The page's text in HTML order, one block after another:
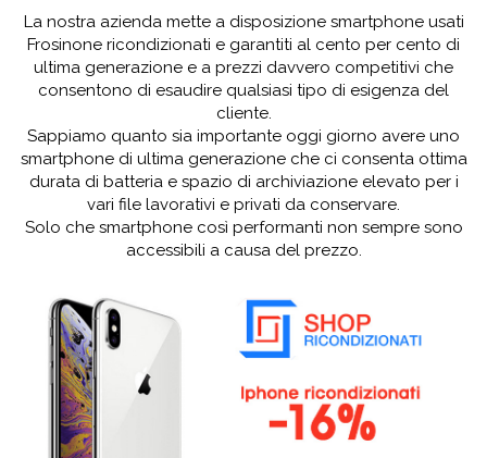
La nostra azienda mette a disposizione smartphone usati
Frosinone ricondizionati e garantiti al cento per cento di
ultima generazione e a prezzi davvero competitivi che
consentono di esaudire qualsiasi tipo di esigenza del
cliente.
Sappiamo quanto sia importante oggi giorno avere uno
smartphone di ultima generazione che ci consenta ottima
durata di batteria e spazio di archiviazione elevato per i
vari file lavorativi e privati da conservare.
Solo che smartphone così performanti non sempre sono
accessibili a causa del prezzo.